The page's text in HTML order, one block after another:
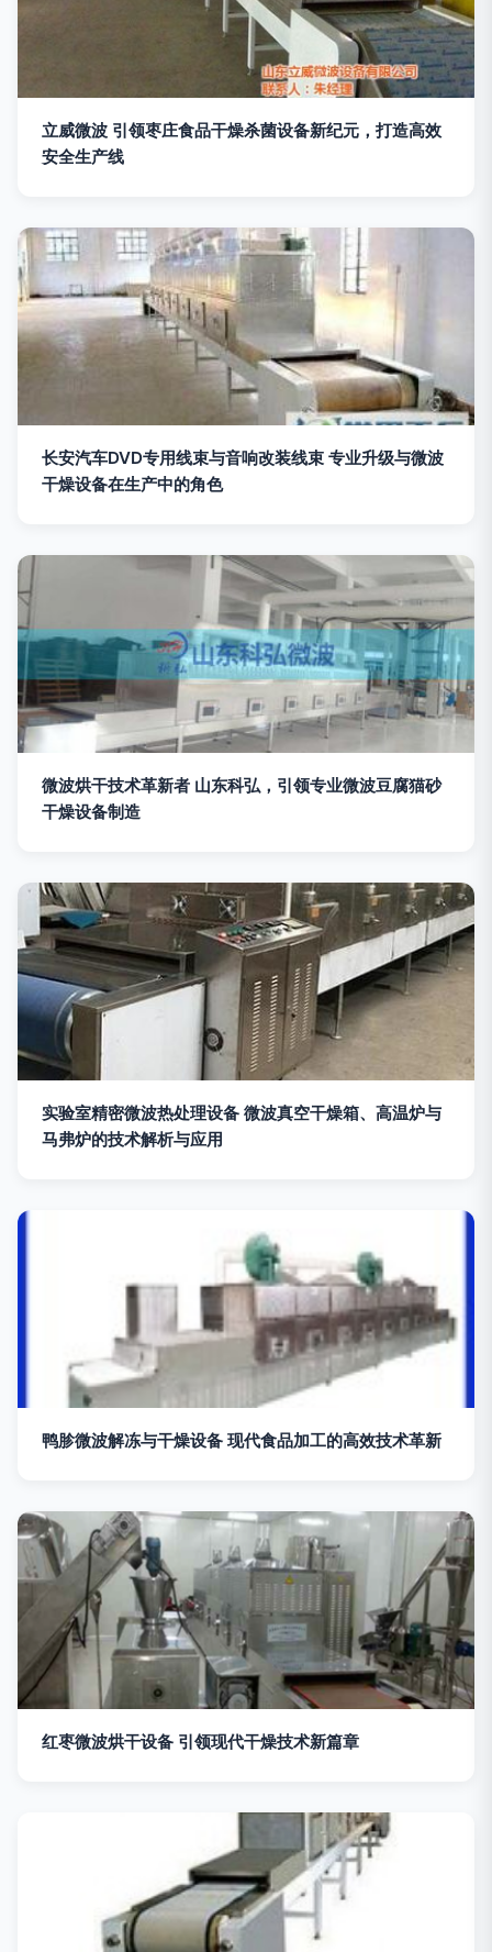
立威微波 引领枣庄食品干燥杀菌设备新纪元，打造高效
安全生产线
长安汽车DVD专用线束与音响改装线束 专业升级与微波
干燥设备在生产中的角色
微波烘干技术革新者 山东科弘，引领专业微波豆腐猫砂
干燥设备制造
实验室精密微波热处理设备 微波真空干燥箱、高温炉与
马弗炉的技术解析与应用
鸭胗微波解冻与干燥设备 现代食品加工的高效技术革新
红枣微波烘干设备 引领现代干燥技术新篇章